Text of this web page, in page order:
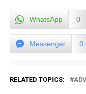
WhatsApp 0
Messenger 0
RELATED TOPICS: